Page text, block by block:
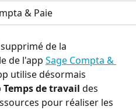
& Paie
de la
de l'app Sage Compta &
utilise désormais
Temps de travail des
pour réaliser les